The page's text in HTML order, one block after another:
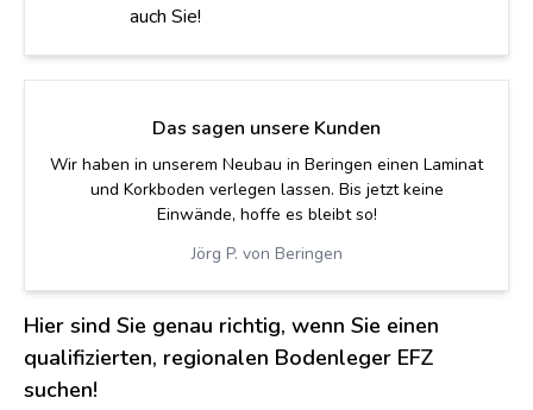
Hier sind Sie genau richtig, wenn Sie einen
qualifizierten, regionalen Bodenleger EFZ
suchen!
auch Sie!
Das sagen unsere Kunden
Wir haben in unserem Neubau in Beringen einen Laminat
und Korkboden verlegen lassen. Bis jetzt keine
Einwände, hoffe es bleibt so!
Jörg P. von Beringen